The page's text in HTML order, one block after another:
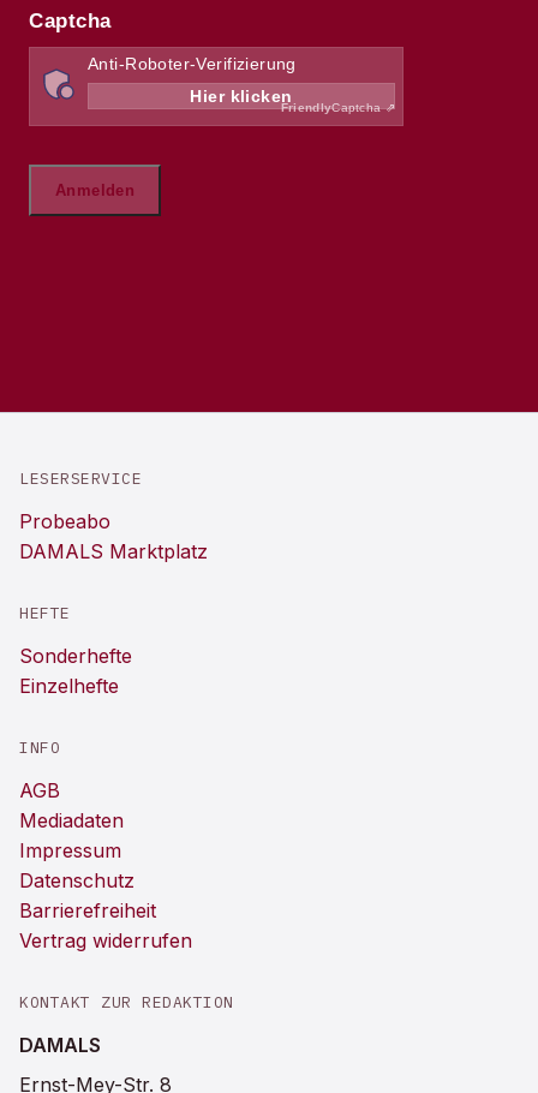
LESERSERVICE
Probeabo
DAMALS Marktplatz
HEFTE
Sonderhefte
Einzelhefte
INFO
AGB
Mediadaten
Impressum
Datenschutz
Barrierefreiheit
Vertrag widerrufen
KONTAKT ZUR REDAKTION
DAMALS
Ernst-Mey-Str. 8